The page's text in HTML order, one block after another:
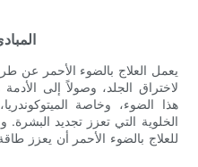
يعمل العلاج بالضوء الأحمر
لاختراق الجلد، وصولاً إلى
هذا الضوء، وخاصة
الخلوية التي تعزز تجديد البشرة.
للعلاج بالضوء الأحمر أن يعزز